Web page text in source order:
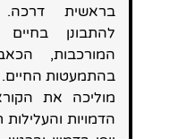
בראשית דרכה.
להתבונן
המורכבות,
בהתמעטות
מוליכה את
הדמויות